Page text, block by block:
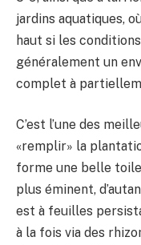
jardins aquatiques,
haut si les
généralement un
complet à
C’est l’une des
«remplir» la
forme une belle
plus éminent,
est à feuilles
à la fois via des